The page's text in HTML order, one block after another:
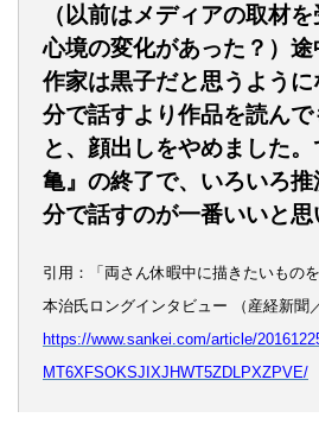
（以前はメディアの取材を
心境の変化があった？）途
作家は黒子だと思うよう
分で話すより作品を読ん
と、顔出しをやめました
亀』の終了で、いろいろ
分で話すのが一番いいと思
引用：「両さん休暇中に描きたいもの
本治氏ロングインタビュー （産経新聞
https://www.sankei.com/article/
MT6XFSOKSJIXJHWT5ZDLPXZPVE/